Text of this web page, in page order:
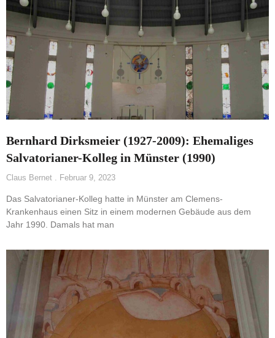
Bernhard Dirksmeier (1927-2009): Ehemaliges
Salvatorianer-Kolleg in Münster (1990)
Claus Bernet Februar 9, 2023
Das Salvatorianer-Kolleg hatte in Münster am Clemens-
Krankenhaus einen Sitz in einem modernen Gebäude aus dem
Jahr 1990. Damals hat man